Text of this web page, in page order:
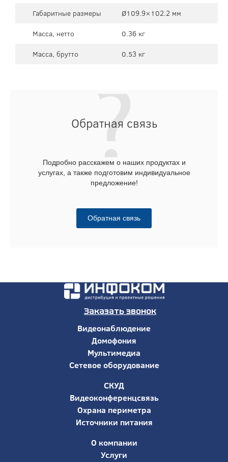
Габаритные размеры
Ø109.9×102.2 мм
Масса, нетто
0.36 кг
Масса, брутто
0.53 кг
Обратная связь
Подробно расскажем о наших продуктах и
услугах, а также подготовим индивидуальное
предложение!
Обратная связь
Заказать звонок
Видеонаблюдение
Домофония
Мультимедиа
Сетевое оборудование
СКУД
Видеоконференцсвязь
Охрана периметра
Источники питания
О компании
Услуги